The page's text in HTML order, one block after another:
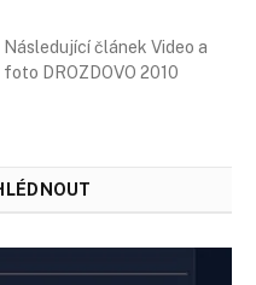
Následující článek Video a
foto DROZDOVO 2010